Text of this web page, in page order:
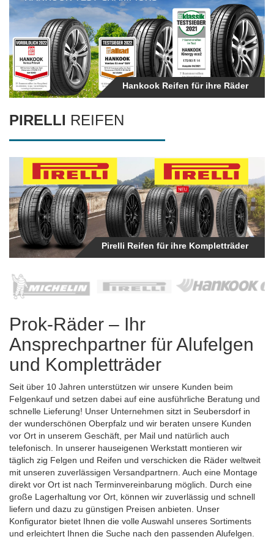
Hankook Reifen für ihre Räder
PIRELLI REIFEN
Pirelli Reifen für ihre Kompletträder
Pirelli Reifen für ihre Kompletträder
Prok-Räder – Ihr
Ansprechpartner für Alufelgen
und Kompletträder
Seit über 10 Jahren unterstützen wir unsere Kunden beim
Felgenkauf und setzen dabei auf eine ausführliche Beratung und
schnelle Lieferung! Unser Unternehmen sitzt in Seubersdorf in
der wunderschönen Oberpfalz und wir beraten unsere Kunden
vor Ort in unserem Geschäft, per Mail und natürlich auch
telefonisch. In unserer hauseigenen Werkstatt montieren wir
täglich zig Felgen und Reifen und verschicken die Räder weltweit
mit unseren zuverlässigen Versandpartnern. Auch eine Montage
direkt vor Ort ist nach Terminvereinbarung möglich. Durch eine
große Lagerhaltung vor Ort, können wir zuverlässig und schnell
liefern und dazu zu günstigen Preisen anbieten. Unser
Konfigurator bietet Ihnen die volle Auswahl unseres Sortiments
und erleichtert Ihnen die Suche nach den passenden Alufelgen.